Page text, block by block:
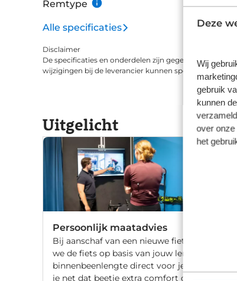
Deze
Wij
gebruik
kunnen
over onze
het
Remtype
Alle specificaties
Disclaimer
De specificaties en onderdelen zijn gegeven op basis
wijzigingen bij de leverancier kunnen specificaties
Uitgelicht
Persoonlijk maatadvies
Bij aanschaf van een nieuwe fiets stellen
we de fiets op basis van jouw lengte en
binnenbeenlengte direct voor je af. Wil
je net dat beetje extra comfort of fiets je